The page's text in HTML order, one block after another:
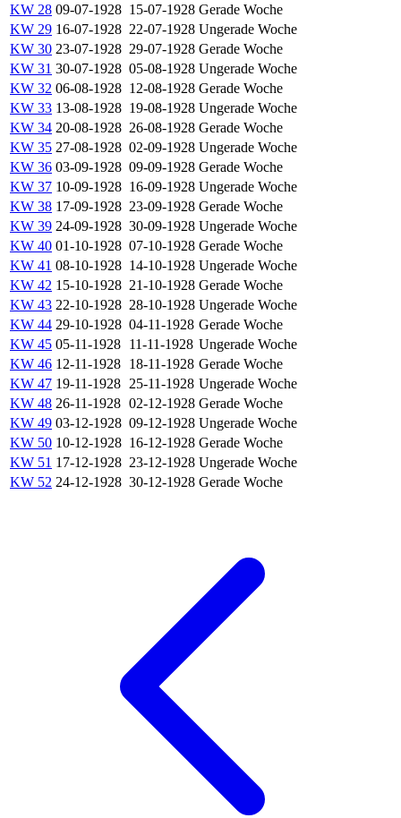
KW 28 09-07-1928 15-07-1928 Gerade Woche
KW 29 16-07-1928 22-07-1928 Ungerade Woche
KW 30 23-07-1928 29-07-1928 Gerade Woche
KW 31 30-07-1928 05-08-1928 Ungerade Woche
KW 32 06-08-1928 12-08-1928 Gerade Woche
KW 33 13-08-1928 19-08-1928 Ungerade Woche
KW 34 20-08-1928 26-08-1928 Gerade Woche
KW 35 27-08-1928 02-09-1928 Ungerade Woche
KW 36 03-09-1928 09-09-1928 Gerade Woche
KW 37 10-09-1928 16-09-1928 Ungerade Woche
KW 38 17-09-1928 23-09-1928 Gerade Woche
KW 39 24-09-1928 30-09-1928 Ungerade Woche
KW 40 01-10-1928 07-10-1928 Gerade Woche
KW 41 08-10-1928 14-10-1928 Ungerade Woche
KW 42 15-10-1928 21-10-1928 Gerade Woche
KW 43 22-10-1928 28-10-1928 Ungerade Woche
KW 44 29-10-1928 04-11-1928 Gerade Woche
KW 45 05-11-1928 11-11-1928 Ungerade Woche
KW 46 12-11-1928 18-11-1928 Gerade Woche
KW 47 19-11-1928 25-11-1928 Ungerade Woche
KW 48 26-11-1928 02-12-1928 Gerade Woche
KW 49 03-12-1928 09-12-1928 Ungerade Woche
KW 50 10-12-1928 16-12-1928 Gerade Woche
KW 51 17-12-1928 23-12-1928 Ungerade Woche
KW 52 24-12-1928 30-12-1928 Gerade Woche